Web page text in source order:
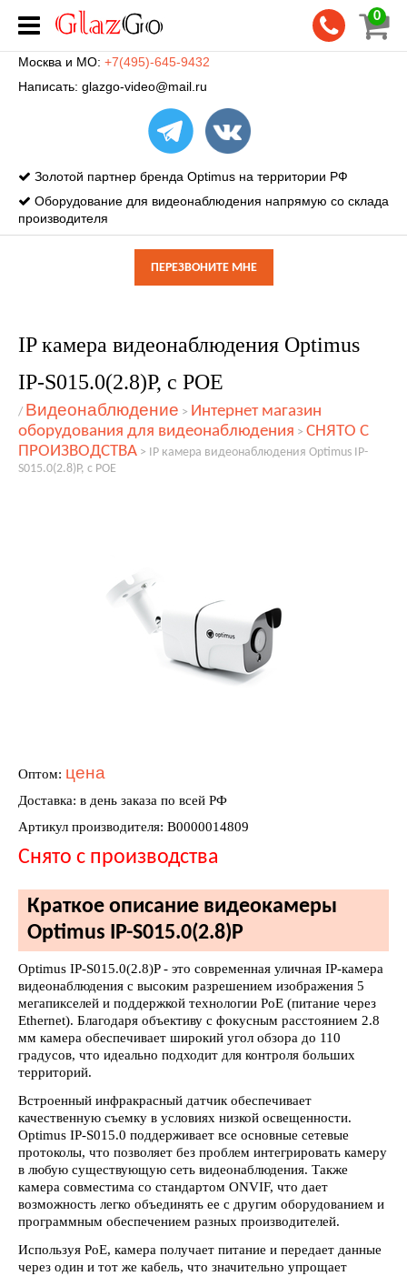
0
Москва и МО: +7(495)-645-9432
Написать: glazgo-video@mail.ru
Золотой партнер бренда Optimus на территории РФ
Оборудование для видеонаблюдения напрямую со склада
производителя
ПЕРЕЗВОНИТЕ МНЕ
IP камера видеонаблюдения Optimus
IP-S015.0(2.8)P, с POE
/ Видеонаблюдение > Интернет магазин
оборудования для видеонаблюдения > СНЯТО С
ПРОИЗВОДСТВА > IP камера видеонаблюдения Optimus IP-
S015.0(2.8)P, с POE
Оптом: цена
Доставка: в день заказа по всей РФ
Артикул производителя: В0000014809
Снято с производства
Краткое описание видеокамеры
Optimus IP-S015.0(2.8)P
Optimus IP-S015.0(2.8)P - это современная уличная IP-камера
видеонаблюдения с высоким разрешением изображения 5
мегапикселей и поддержкой технологии PoE (питание через
Ethernet). Благодаря объективу с фокусным расстоянием 2.8
мм камера обеспечивает широкий угол обзора до 110
градусов, что идеально подходит для контроля больших
территорий.
Встроенный инфракрасный датчик обеспечивает
качественную съемку в условиях низкой освещенности.
Optimus IP-S015.0 поддерживает все основные сетевые
протоколы, что позволяет без проблем интегрировать камеру
в любую существующую сеть видеонаблюдения. Также
камера совместима со стандартом ONVIF, что дает
возможность легко объединять ее с другим оборудованием и
программным обеспечением разных производителей.
Используя PoE, камера получает питание и передает данные
через один и тот же кабель, что значительно упрощает